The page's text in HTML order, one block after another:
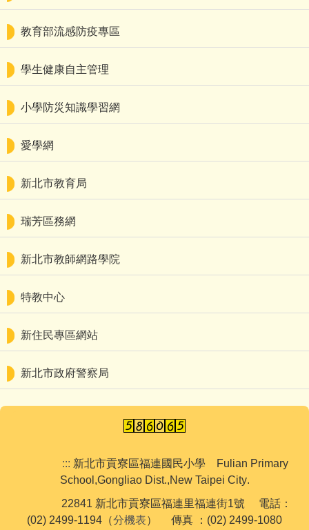
教育部流感防疫專區
學生健康自主管理
小學防災知識學習網
愛學網
新北市教育局
瑞芳區務網
新北市教師網路學院
特教中心
新住民專區網站
新北市政府警察局
::: 新北市貢寮區福連國民小學
Fulian Primary
School,Gongliao Dist.,New Taipei City.
22841 新北市貢寮區福連里福連街1號 電話：
(02) 2499-1194（分機表） 傳真 ：(02) 2499-1080